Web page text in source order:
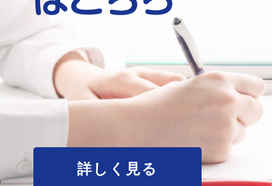
詳しく見る